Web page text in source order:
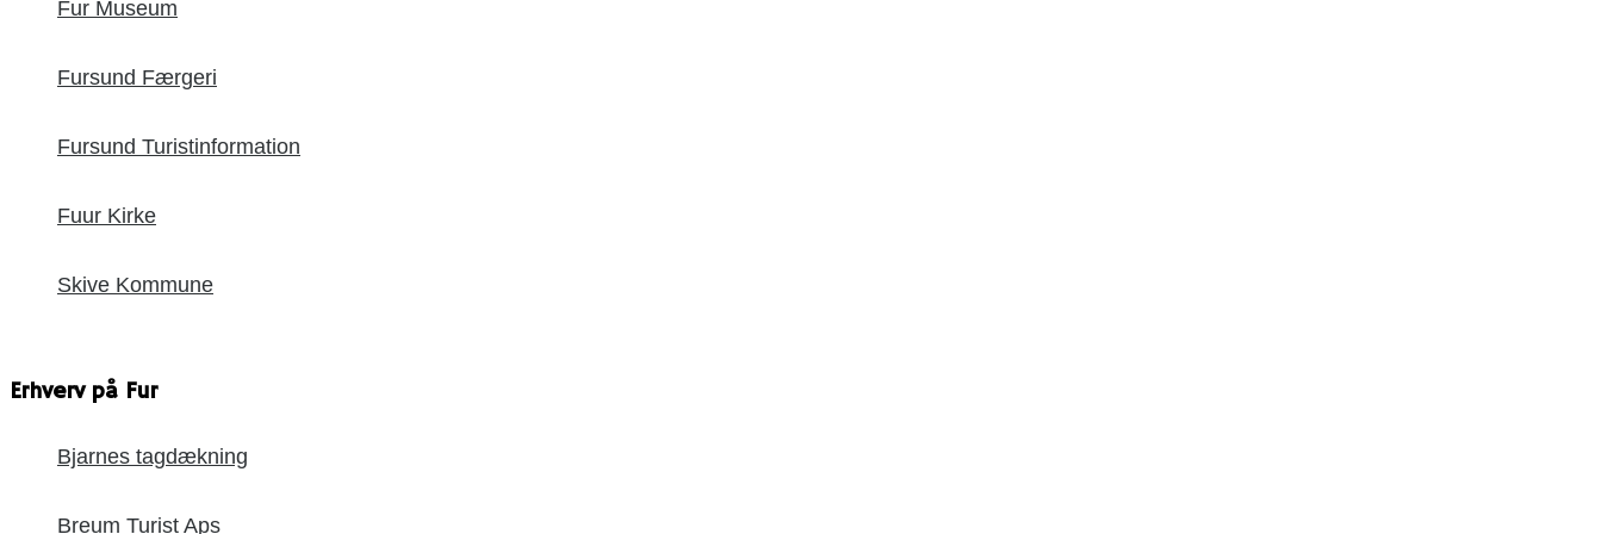
Fur Museum
Fursund Færgeri
Fursund Turistinformation
Fuur Kirke
Skive Kommune
Erhverv på Fur
Bjarnes tagdækning
Breum Turist Aps